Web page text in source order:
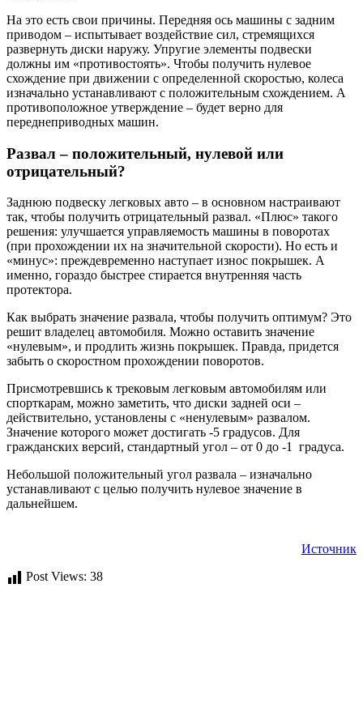
На это есть свои причины. Передняя ось машины с задним
приводом – испытывает воздействие сил, стремящихся
развернуть диски наружу. Упругие элементы подвески
должны им «противостоять». Чтобы получить нулевое
схождение при движении с определенной скоростью, колеса
изначально устанавливают с положительным схождением. А
противоположное утверждение – будет верно для
переднеприводных машин.
Развал – положительный, нулевой или
отрицательный?
Заднюю подвеску легковых авто – в основном настраивают
так, чтобы получить отрицательный развал. «Плюс» такого
решения: улучшается управляемость машины в поворотах
(при прохождении их на значительной скорости). Но есть и
«минус»: преждевременно наступает износ покрышек. А
именно, гораздо быстрее стирается внутренняя часть
протектора.
Как выбрать значение развала, чтобы получить оптимум? Это
решит владелец автомобиля. Можно оставить значение
«нулевым», и продлить жизнь покрышек. Правда, придется
забыть о скоростном прохождении поворотов.
Присмотревшись к трековым легковым автомобилям или
спорткарам, можно заметить, что диски задней оси –
действительно, установлены с «ненулевым» развалом.
Значение которого может достигать -5 градусов. Для
гражданских версий, стандартный угол – от 0 до -1 градуса.
Небольшой положительный угол развала – изначально
устанавливают с целью получить нулевое значение в
дальнейшем.
Источник
Post Views: 38